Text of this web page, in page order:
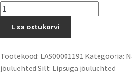
Puidust
lipsuga
jõuluehe
2
kogus
Lisa ostukorvi
Tootekood: LAS00001191 Kategooria:
jõuluehted Silt: Lipsuga jõuluehted